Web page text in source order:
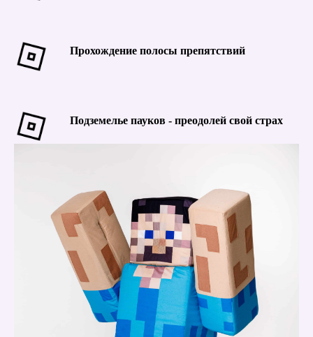
Прохождение полосы препятствий
Подземелье пауков - преодолей свой страх